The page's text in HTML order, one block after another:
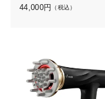
44,000円 （税込）